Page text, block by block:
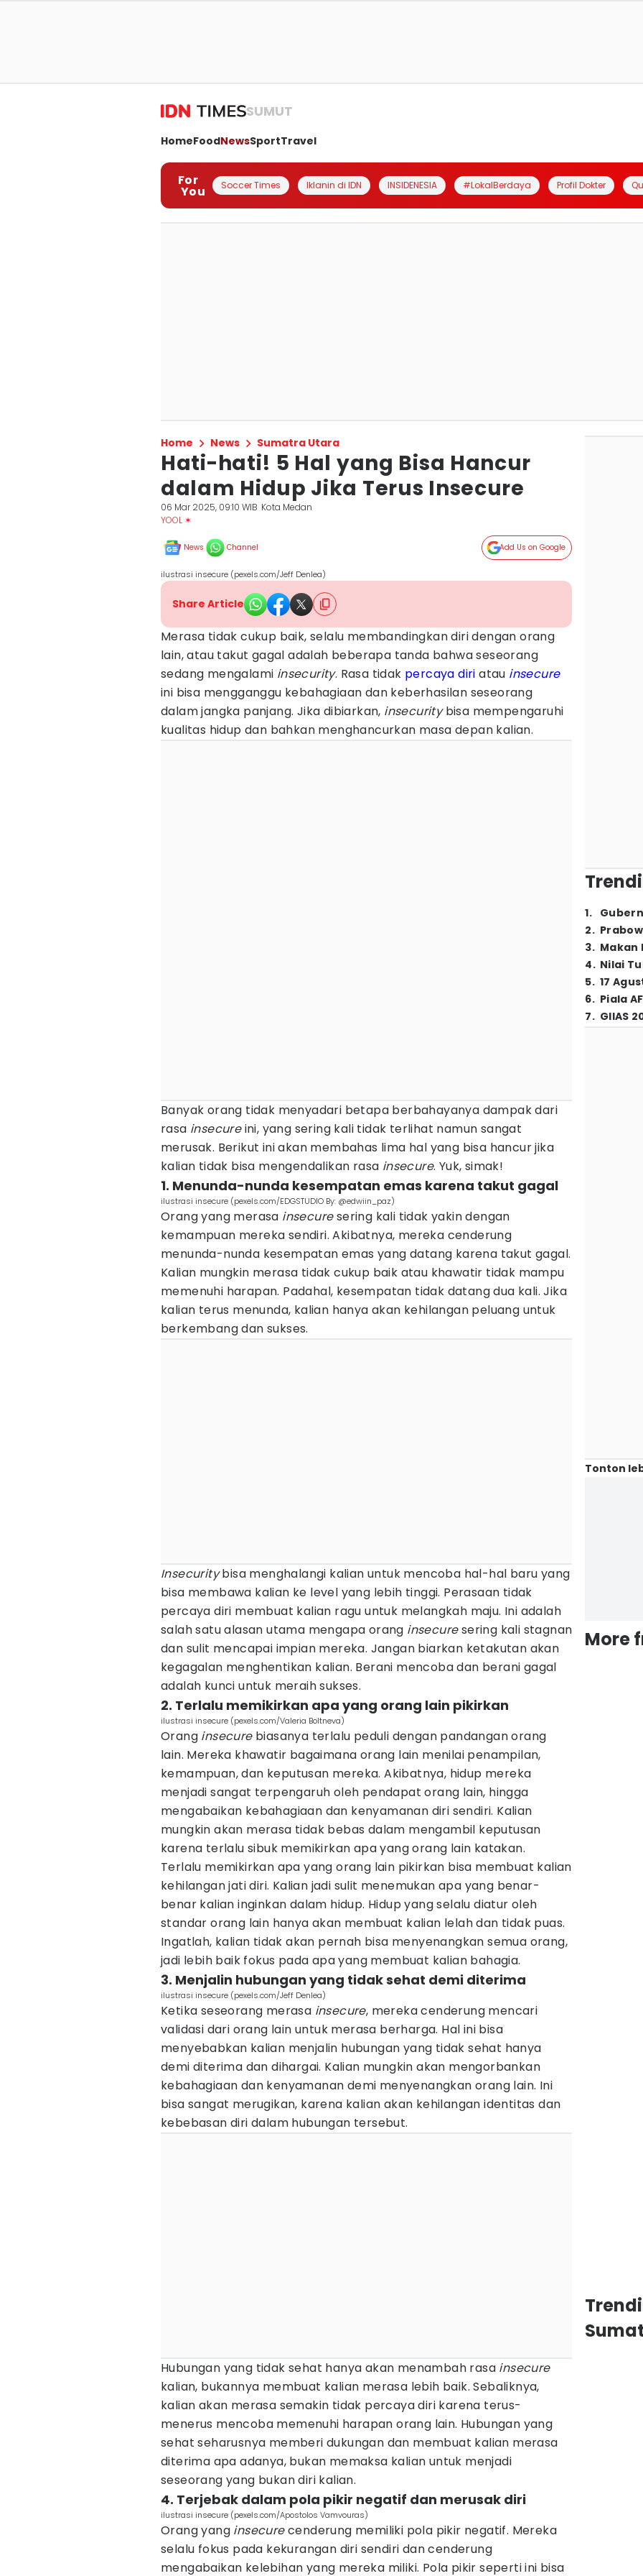
SUMUT
HomeFoodNewsSportTravel
For
You Soccer Times Iklanin di IDN INSIDENESIA #LokalBerdaya Profil Dokter
Home News Sumatra Utara
Hati-hati! 5 Hal yang Bisa Hancur
dalam Hidup Jika Terus Insecure
06 Mar 2025, 09:10 WIB Kota Medan
YOOL ✶
News Channel Add Us on Google
ilustrasi insecure (pexels.com/Jeff Denlea)
Share Article
Merasa tidak cukup baik, selalu membandingkan diri dengan orang
lain, atau takut gagal adalah beberapa tanda bahwa seseorang
sedang mengalami insecurity. Rasa tidak percaya diri atau insecure
ini bisa mengganggu kebahagiaan dan keberhasilan seseorang
dalam jangka panjang. Jika dibiarkan, insecuritybisa mempengaruhi
kualitas hidup dan bahkan menghancurkan masa depan kalian.
Banyak orang tidak menyadari betapa berbahayanya dampak dari
rasa insecureini, yang sering kali tidak terlihat namun sangat
merusak. Berikut ini akan membahas lima hal yang bisa hancur jika
kalian tidak bisa mengendalikan rasa insecure. Yuk, simak!
1. Menunda-nunda kesempatan emas karena takut gagal
ilustrasi insecure (pexels.com/EDGSTUDIO By: @edwiin_paz)
Orang yang merasa insecuresering kali tidak yakin dengan
kemampuan mereka sendiri. Akibatnya, mereka cenderung
menunda-nunda kesempatan emas yang datang karena takut gagal.
Kalian mungkin merasa tidak cukup baik atau khawatir tidak mampu
memenuhi harapan. Padahal, kesempatan tidak datang dua kali. Jika
kalian terus menunda, kalian hanya akan kehilangan peluang untuk
berkembang dan sukses.
Insecuritybisa menghalangi kalian untuk mencoba hal-hal baru yang
bisa membawa kalian ke level yang lebih tinggi. Perasaan tidak
percaya diri membuat kalian ragu untuk melangkah maju. Ini adalah
salah satu alasan utama mengapa orang insecuresering kali stagnan
dan sulit mencapai impian mereka. Jangan biarkan ketakutan akan
kegagalan menghentikan kalian. Berani mencoba dan berani gagal
adalah kunci untuk meraih sukses.
2. Terlalu memikirkan apa yang orang lain pikirkan
ilustrasi insecure (pexels.com/Valeria Boltneva)
Orang insecurebiasanya terlalu peduli dengan pandangan orang
lain. Mereka khawatir bagaimana orang lain menilai penampilan,
kemampuan, dan keputusan mereka. Akibatnya, hidup mereka
menjadi sangat terpengaruh oleh pendapat orang lain, hingga
mengabaikan kebahagiaan dan kenyamanan diri sendiri. Kalian
mungkin akan merasa tidak bebas dalam mengambil keputusan
karena terlalu sibuk memikirkan apa yang orang lain katakan.
Terlalu memikirkan apa yang orang lain pikirkan bisa membuat kalian
kehilangan jati diri. Kalian jadi sulit menemukan apa yang benar-
benar kalian inginkan dalam hidup. Hidup yang selalu diatur oleh
standar orang lain hanya akan membuat kalian lelah dan tidak puas.
Ingatlah, kalian tidak akan pernah bisa menyenangkan semua orang,
jadi lebih baik fokus pada apa yang membuat kalian bahagia.
3. Menjalin hubungan yang tidak sehat demi diterima
ilustrasi insecure (pexels.com/Jeff Denlea)
Ketika seseorang merasa insecure, mereka cenderung mencari
validasi dari orang lain untuk merasa berharga. Hal ini bisa
menyebabkan kalian menjalin hubungan yang tidak sehat hanya
demi diterima dan dihargai. Kalian mungkin akan mengorbankan
kebahagiaan dan kenyamanan demi menyenangkan orang lain. Ini
bisa sangat merugikan, karena kalian akan kehilangan identitas dan
kebebasan diri dalam hubungan tersebut.
Hubungan yang tidak sehat hanya akan menambah rasa insecure
kalian, bukannya membuat kalian merasa lebih baik. Sebaliknya,
kalian akan merasa semakin tidak percaya diri karena terus-
menerus mencoba memenuhi harapan orang lain. Hubungan yang
sehat seharusnya memberi dukungan dan membuat kalian merasa
diterima apa adanya, bukan memaksa kalian untuk menjadi
seseorang yang bukan diri kalian.
4. Terjebak dalam pola pikir negatif dan merusak diri
ilustrasi insecure (pexels.com/Apostolos Vamvouras)
Orang yang insecurecenderung memiliki pola pikir negatif. Mereka
selalu fokus pada kekurangan diri sendiri dan cenderung
mengabaikan kelebihan yang mereka miliki. Pola pikir seperti ini bisa
1.
2.
3. Makan
4. Nilai
5. 17
6. Piala
7. GIIAS
Tonton
More